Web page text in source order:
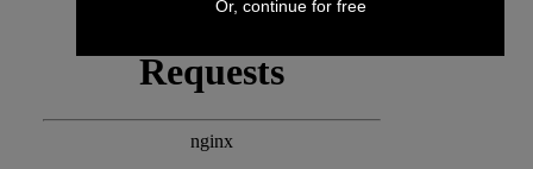
Or, continue for free